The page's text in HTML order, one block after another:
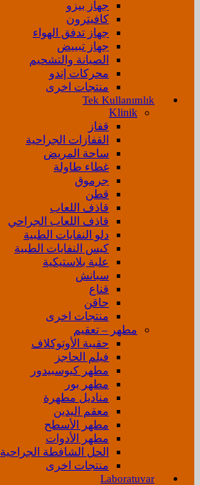
جهاز بيزو
كافيترون
جهاز تدفق الهواء
جهاز تبييض
الصيانة والتشحيم
محركات إندو
منتجات اخرى
Tek Kullanımlık
Klinik
قفاز
القفازات الجراحية
ساحة المريض
غطاء طاولة
جرموق
قطن
قاذف اللعاب
قاذف اللعاب الجراحي
دلو النفايات الطبية
كيس النفايات الطبية
علبة بلاستيكية
سبانش
قناع
حاقن
منتجات اخرى
مطهر – تعقيم
حقيبة الأوتوكلاف
فيلم الحاجز
مطهر كيوسبيدور
مطهر بور
مناديل مطهرة
معقم اليدين
مطهر الأسطح
مطهر الأدوات
الحل الشافطة الجراحية
منتجات اخرى
Laboratuvar